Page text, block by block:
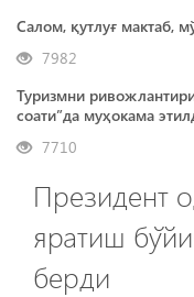
Салом, қутлуғ мактаб,
7982
Туризмни
соати”да муҳокама
7710
Президент
яратиш
берди